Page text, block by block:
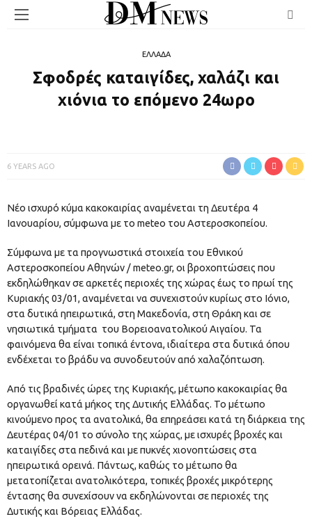
ΕΛΛΑΔΑ
Σφοδρές καταιγίδες, χαλάζι και
χιόνια το επόμενο 24ωρο
6 YEARS AGO
Νέο ισχυρό κύμα κακοκαιρίας αναμένεται τη Δευτέρα 4
Ιανουαρίου, σύμφωνα με το meteo του Αστεροσκοπείου.
Σύμφωνα με τα προγνωστικά στοιχεία του Εθνικού
Αστεροσκοπείου Αθηνών / meteo.gr, οι βροχοπτώσεις που
εκδηλώθηκαν σε αρκετές περιοχές της χώρας έως το πρωί της
Κυριακής 03/01, αναμένεται να συνεχιστούν κυρίως στο Ιόνιο,
στα δυτικά ηπειρωτικά, στη Μακεδονία, στη Θράκη και σε
νησιωτικά τμήματα του Βορειοανατολικού Αιγαίου. Τα
φαινόμενα θα είναι τοπικά έντονα, ιδιαίτερα στα δυτικά όπου
ενδέχεται το βράδυ να συνοδευτούν από χαλαζόπτωση.
Από τις βραδινές ώρες της Κυριακής, μέτωπο κακοκαιρίας θα
οργανωθεί κατά μήκος της Δυτικής Ελλάδας. Το μέτωπο
κινούμενο προς τα ανατολικά, θα επηρεάσει κατά τη διάρκεια της
Δευτέρας 04/01 το σύνολο της χώρας, με ισχυρές βροχές και
καταιγίδες στα πεδινά και με πυκνές χιονοπτώσεις στα
ηπειρωτικά ορεινά. Πάντως, καθώς το μέτωπο θα
μετατοπίζεται ανατολικότερα, τοπικές βροχές μικρότερης
έντασης θα συνεχίσουν να εκδηλώνονται σε περιοχές της
Δυτικής και Βόρειας Ελλάδας.